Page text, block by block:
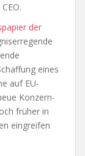
der
eines
auf EU-
Konzern-
früher in
eingreifen